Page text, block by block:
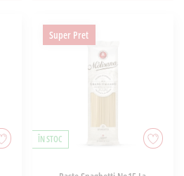
Super Pret
ÎN STOC